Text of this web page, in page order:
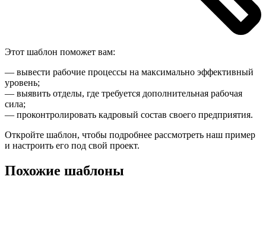
Этот шаблон поможет вам:
— вывести рабочие процессы на максимально эффективный
уровень;
— выявить отделы, где требуется дополнительная рабочая
сила;
— проконтролировать кадровый состав своего предприятия.
Откройте шаблон, чтобы подробнее рассмотреть наш пример
и настроить его под свой проект.
Похожие шаблоны